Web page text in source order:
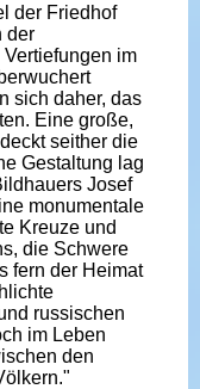
der Friedhof
der
im
sich daher, das
Eine große,
seither die
Gestaltung lag
Josef
monumentale
Kreuze und
die Schwere
fern der Heimat
russischen
im Leben
den